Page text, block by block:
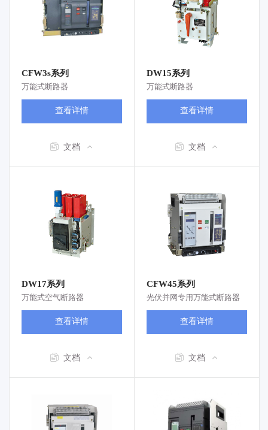
CFW3s系列
万能式断路器
查看详情
文档
DW15系列
万能式断路器
查看详情
文档
DW17系列
万能式空气断路器
查看详情
文档
CFW45系列
光伏并网专用万能式断路器
查看详情
文档